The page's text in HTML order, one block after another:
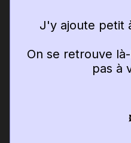
J'y ajoute petit
On se retrouve
pas à